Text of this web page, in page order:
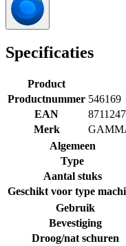
Specificaties
Product
Productnummer 546169
EAN
Merk
Algemeen
Type
Aantal stuks
Geschikt voor type
Gebruik
Bevestiging
Droog/nat schuren